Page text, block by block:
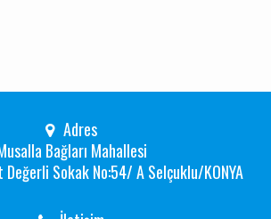
Adres
Bağları Mahallesi
Sokak No:54/ A Selçuklu/KONYA